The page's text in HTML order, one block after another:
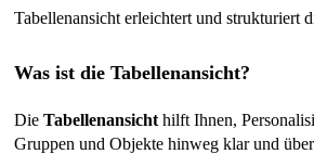
Tabellenansicht erleichtert und strukturiert
Was ist die Tabellenansicht?
Die Tabellenansicht hilft Ihnen,
Gruppen und Objekte hinweg klar und